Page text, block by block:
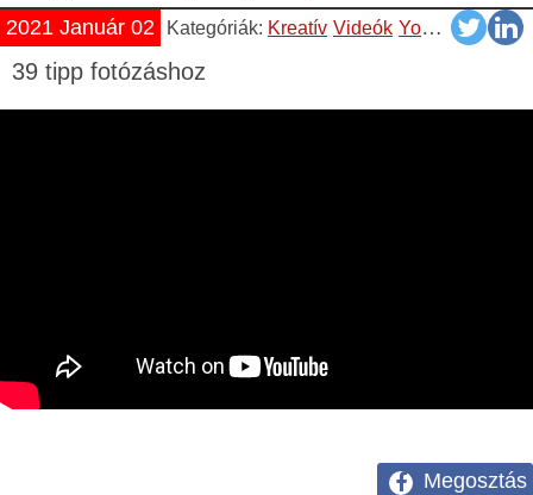
2021 Január 02 Kategóriák: Kreatív Videók YouTube
39 tipp fotózáshoz
Megosztás